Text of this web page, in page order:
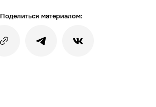
Поделиться материалом: